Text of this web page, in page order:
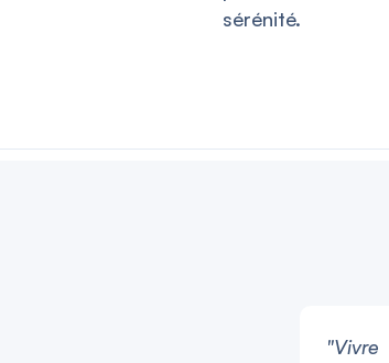
sérénité.